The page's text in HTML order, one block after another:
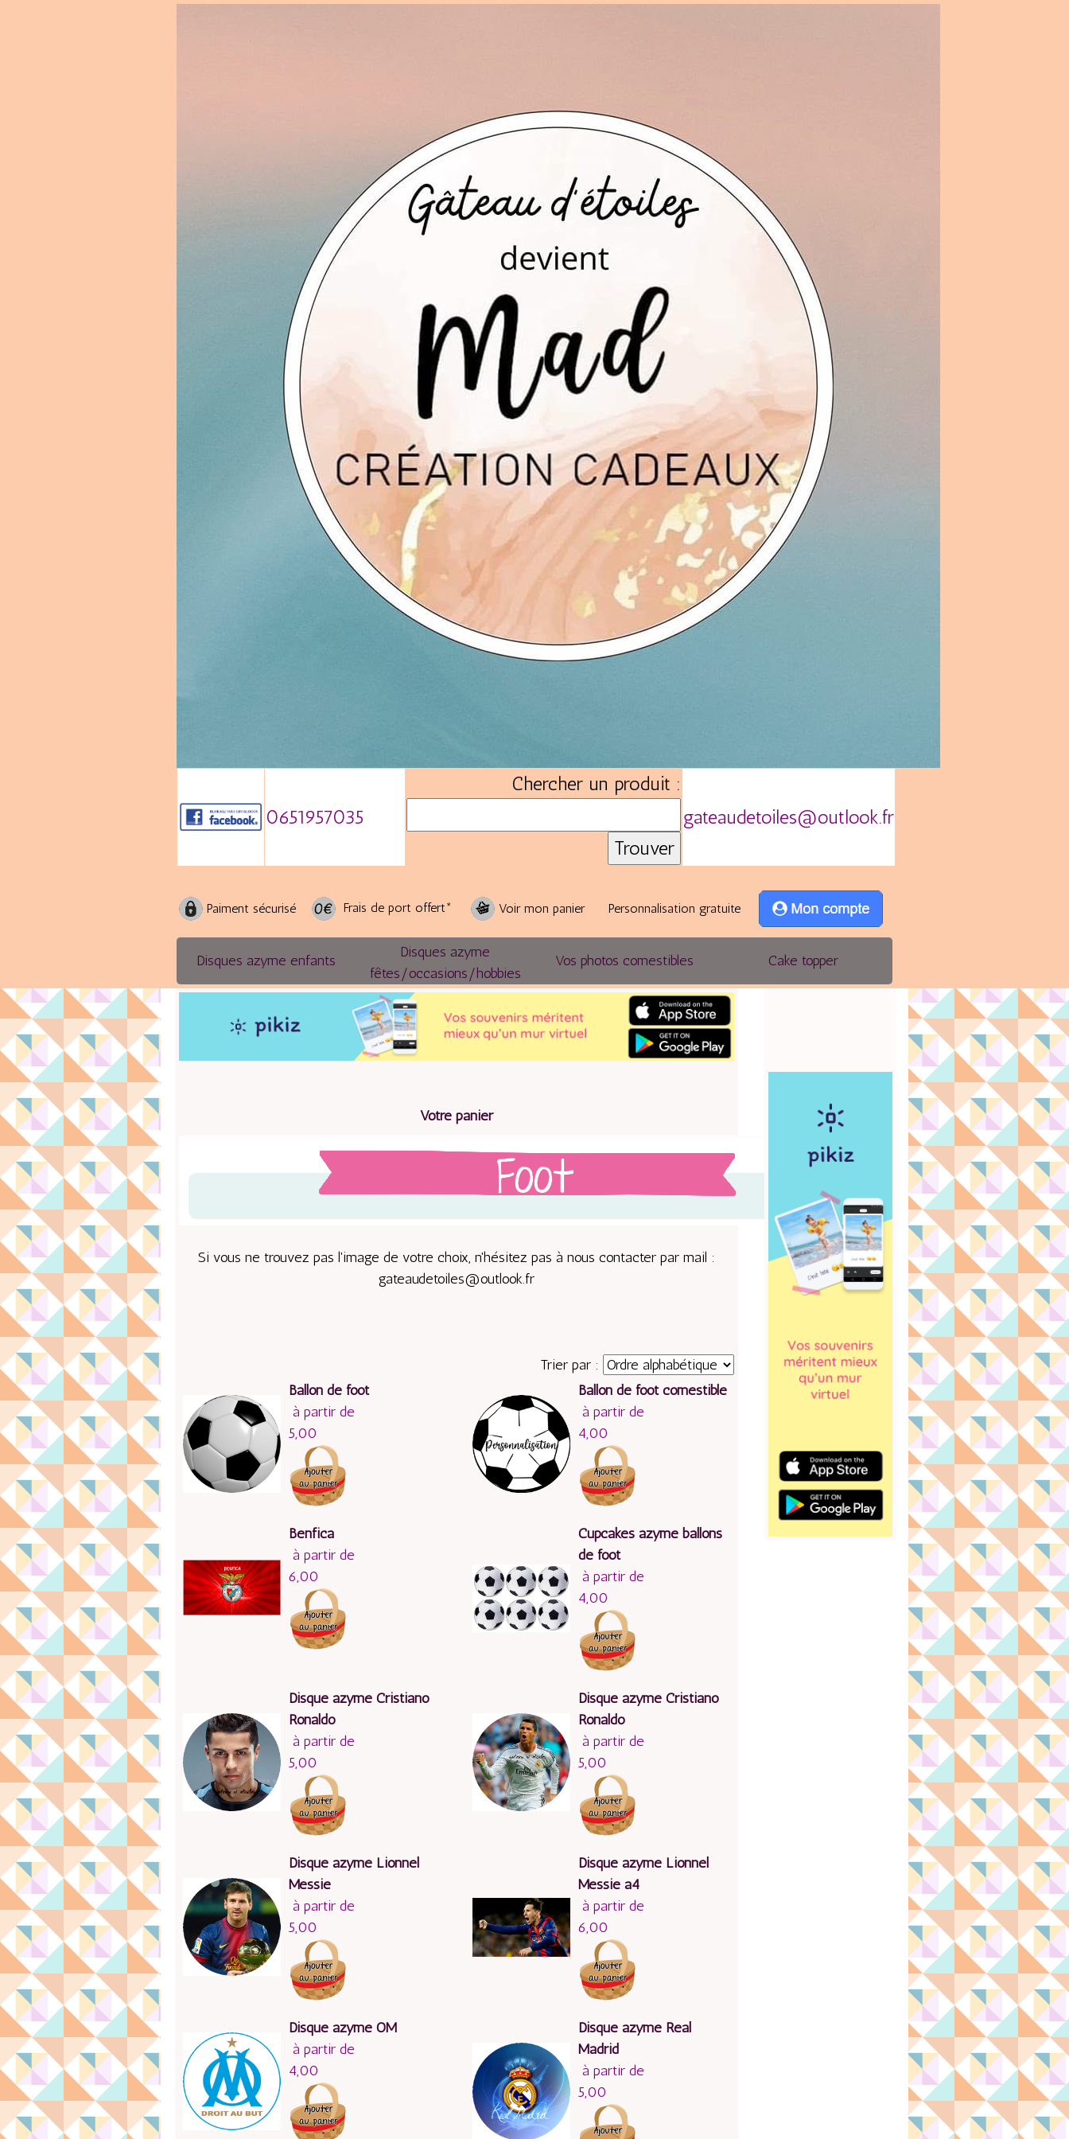
0651957035
Chercher un produit :
gateaudetoiles@outlook.fr
Paiment sécurisé Frais de port offert* Voir mon panier Personnalisation gratuite
Disques azyme enfants
Disques azyme
fêtes/occasions/hobbies
Vos photos comestibles Cake topper
Votre panier
Si vous ne trouvez pas l'image de votre choix, n'hésitez pas à nous contacter par mail :
gateaudetoiles@outlook.fr
Trier par :
Ballon de foot
à partir de
5,00
Ballon de foot comestible
à partir de
4,00
Benfica
à partir de
6,00
Cupcakes azyme ballons
de foot
à partir de
4,00
Disque azyme Cristiano
Ronaldo
à partir de
5,00
Disque azyme Cristiano
Ronaldo
à partir de
5,00
Disque azyme Lionnel
Messie
à partir de
5,00
Disque azyme Lionnel
Messie a4
à partir de
6,00
Disque azyme OM
à partir de
4,00
Disque azyme Real
Madrid
à partir de
5,00